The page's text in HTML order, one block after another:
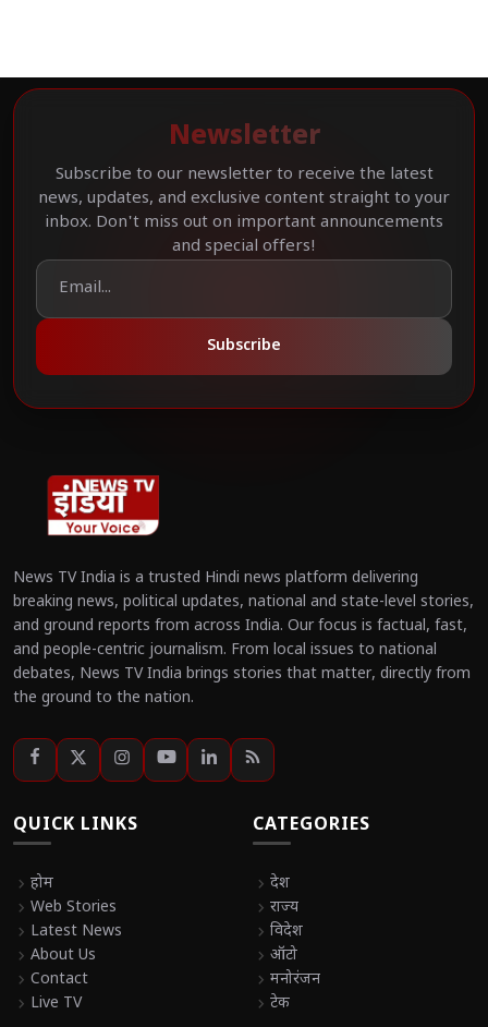
Newsletter
Subscribe to our newsletter to receive the latest
news, updates, and exclusive content straight to your
inbox. Don't miss out on important announcements
and special offers!
Subscribe
News TV India is a trusted Hindi news platform delivering
breaking news, political updates, national and state-level stories,
and ground reports from across India. Our focus is factual, fast,
and people-centric journalism. From local issues to national
debates, News TV India brings stories that matter, directly from
the ground to the nation.
QUICK LINKS
chevron_right होम
chevron_right Web Stories
chevron_right Latest News
chevron_right About Us
chevron_right Contact
chevron_right Live TV
CATEGORIES
chevron_right देश
chevron_right राज्य
chevron_right विदेश
chevron_right ऑटो
chevron_right मनोरंजन
chevron_right टेक